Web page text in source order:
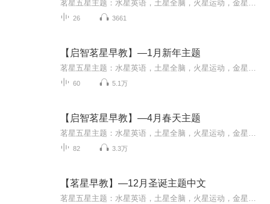
26 3661
【启智茗星早教】—1月新年主题
60 5.1万
【启智茗星早教】—4月春天主题
82 3.3万
【茗星早教】—12月圣诞主题中文